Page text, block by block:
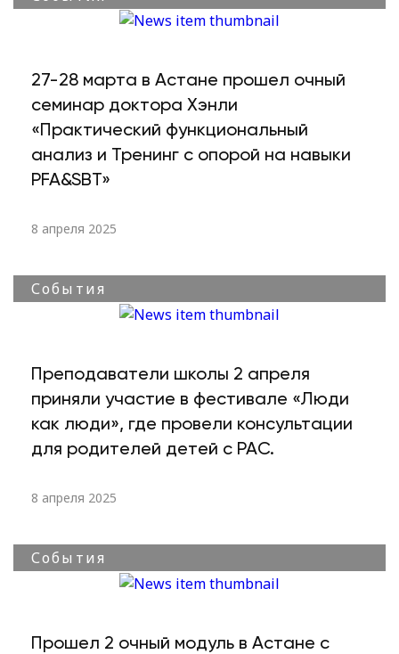
27-28 марта в Астане прошел очный
семинар доктора Хэнли
«Практический функциональный
анализ и Тренинг с опорой на навыки
PFA&SBT»
8 апреля 2025
События
Преподаватели школы 2 апреля
приняли участие в фестивале «Люди
как люди», где провели консультации
для родителей детей с РАС.
8 апреля 2025
События
Прошел 2 очный модуль в Астане с